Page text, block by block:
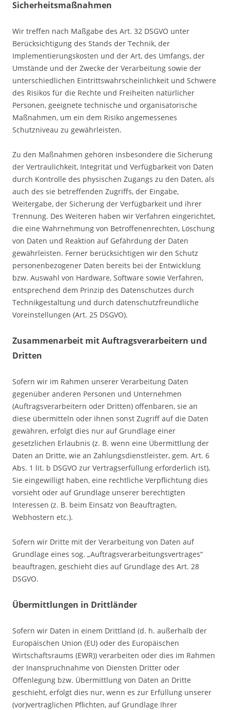
Sicherheitsmaßnahmen
Wir treffen nach Maßgabe des Art. 32 DSGVO unter
Berücksichtigung des Stands der Technik, der
Implementierungskosten und der Art, des Umfangs, der
Umstände und der Zwecke der Verarbeitung sowie der
unterschiedlichen Eintrittswahrscheinlichkeit und Schwere
des Risikos für die Rechte und Freiheiten natürlicher
Personen, geeignete technische und organisatorische
Maßnahmen, um ein dem Risiko angemessenes
Schutzniveau zu gewährleisten.
Zu den Maßnahmen gehören insbesondere die Sicherung
der Vertraulichkeit, Integrität und Verfügbarkeit von Daten
durch Kontrolle des physischen Zugangs zu den Daten, als
auch des sie betreffenden Zugriffs, der Eingabe,
Weitergabe, der Sicherung der Verfügbarkeit und ihrer
Trennung. Des Weiteren haben wir Verfahren eingerichtet,
die eine Wahrnehmung von Betroffenenrechten, Löschung
von Daten und Reaktion auf Gefährdung der Daten
gewährleisten. Ferner berücksichtigen wir den Schutz
personenbezogener Daten bereits bei der Entwicklung
bzw. Auswahl von Hardware, Software sowie Verfahren,
entsprechend dem Prinzip des Datenschutzes durch
Technikgestaltung und durch datenschutzfreundliche
Voreinstellungen (Art. 25 DSGVO).
Zusammenarbeit mit Auftragsverarbeitern und
Dritten
Sofern wir im Rahmen unserer Verarbeitung Daten
gegenüber anderen Personen und Unternehmen
(Auftragsverarbeitern oder Dritten) offenbaren, sie an
diese übermitteln oder ihnen sonst Zugriff auf die Daten
gewähren, erfolgt dies nur auf Grundlage einer
gesetzlichen Erlaubnis (z. B. wenn eine Übermittlung der
Daten an Dritte, wie an Zahlungsdienstleister, gem. Art. 6
Abs. 1 lit. b DSGVO zur Vertragserfüllung erforderlich ist),
Sie eingewilligt haben, eine rechtliche Verpflichtung dies
vorsieht oder auf Grundlage unserer berechtigten
Interessen (z. B. beim Einsatz von Beauftragten,
Webhostern etc.).
Sofern wir Dritte mit der Verarbeitung von Daten auf
Grundlage eines sog. „Auftragsverarbeitungsvertrages“
beauftragen, geschieht dies auf Grundlage des Art. 28
DSGVO.
Übermittlungen in Drittländer
Sofern wir Daten in einem Drittland (d. h. außerhalb der
Europäischen Union (EU) oder des Europäischen
Wirtschaftsraums (EWR)) verarbeiten oder dies im Rahmen
der Inanspruchnahme von Diensten Dritter oder
Offenlegung bzw. Übermittlung von Daten an Dritte
geschieht, erfolgt dies nur, wenn es zur Erfüllung unserer
(vor)vertraglichen Pflichten, auf Grundlage Ihrer